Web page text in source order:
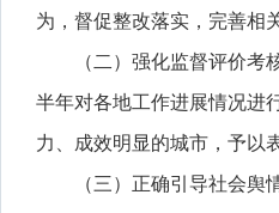
为，督促整改落实，完善相
（二）强化监督评价
半年对各地工作进展情况进
力、成效明显的城市，予以
（三）正确引导社会